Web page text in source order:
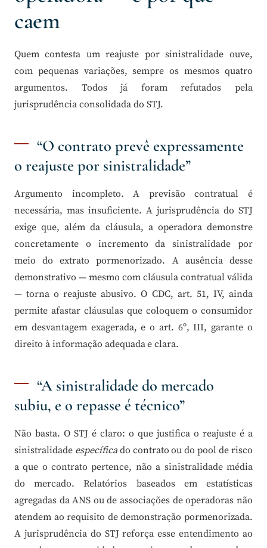
caem
Quem contesta um reajuste por sinistralidade ouve,
com pequenas variações, sempre os mesmos quatro
argumentos. Todos já foram refutados pela
jurisprudência consolidada do STJ.
“O contrato prevê expressamente
o reajuste por sinistralidade”
Argumento incompleto. A previsão contratual é
necessária, mas insuficiente. A jurisprudência do STJ
exige que, além da cláusula, a operadora demonstre
concretamente o incremento da sinistralidade por
meio do extrato pormenorizado. A ausência desse
demonstrativo — mesmo com cláusula contratual válida
— torna o reajuste abusivo. O CDC, art. 51, IV, ainda
permite afastar cláusulas que coloquem o consumidor
em desvantagem exagerada, e o art. 6º, III, garante o
direito à informação adequada e clara.
“A sinistralidade do mercado
subiu, e o repasse é técnico”
Não basta. O STJ é claro: o que justifica o reajuste é a
sinistralidade específicado contrato ou do pool de risco
a que o contrato pertence, não a sinistralidade média
do mercado. Relatórios baseados em estatísticas
agregadas da ANS ou de associações de operadoras não
atendem ao requisito de demonstração pormenorizada.
A jurisprudência do STJ reforça esse entendimento ao